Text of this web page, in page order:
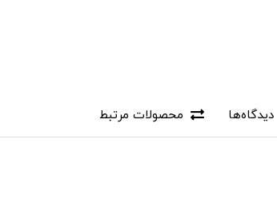
دیدگاه‌ها محصولات مرتبط